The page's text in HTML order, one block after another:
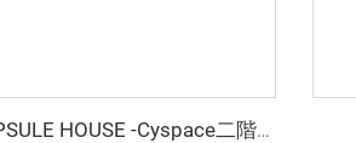
APPLE CABIN CAPSULE HOUSE -Cyspace二階建てシリーズ